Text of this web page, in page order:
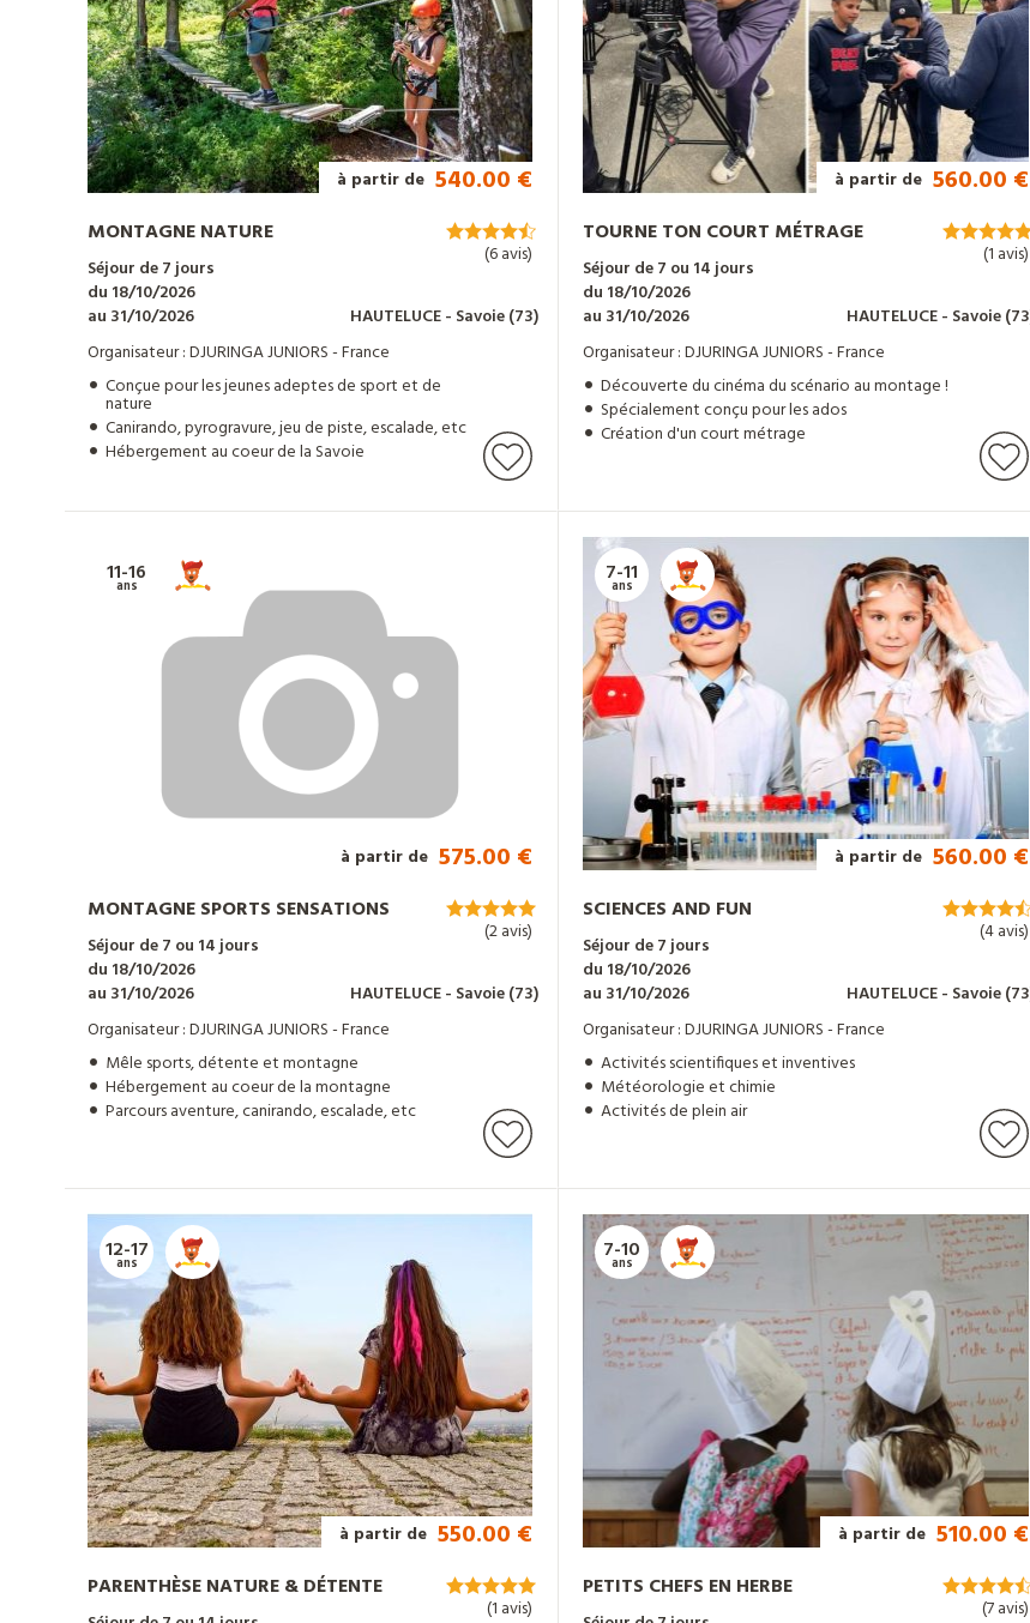
Djuringa
actualités
Contact
à partir de 540.00 €
MONTAGNE NATURE
Séjour de 7 jours
du 18/10/2026
au 31/10/2026
HAUTELUCE- Savoie(73)
Organisateur : DJURINGA JUNIORS - France
Conçue pour les jeunes adeptes de sport et de
nature
Canirando, pyrogravure, jeu de piste, escalade, etc
Hébergement au coeur de la Savoie
(6 avis)
à partir de 560.00 €
TOURNE TON COURT MÉTRAGE
Séjour de 7 ou 14 jours
du 18/10/2026
au 31/10/2026
HAUTELUCE- Savoie
Organisateur : DJURINGA JUNIORS - France
Découverte du cinéma du scénario au montage !
Spécialement conçu pour les ados
Création d'un court métrage
(1 avis)
11-16
ans
à partir de 575.00 €
MONTAGNE SPORTS SENSATIONS
Séjour de 7 ou 14 jours
du 18/10/2026
au 31/10/2026
HAUTELUCE- Savoie(73)
Organisateur : DJURINGA JUNIORS - France
Mêle sports, détente et montagne
Hébergement au coeur de la montagne
Parcours aventure, canirando, escalade, etc
(2 avis)
7-11
ans
à partir de 560.00 €
SCIENCES AND FUN
Séjour de 7 jours
du 18/10/2026
au 31/10/2026
HAUTELUCE- Savoie
Organisateur : DJURINGA JUNIORS - France
Activités scientifiques et inventives
Météorologie et chimie
Activités de plein air
(4 avis)
12-17
ans
à partir de 550.00 €
PARENTHÈSE NATURE & DÉTENTE
(1 avis)
7-10
ans
à partir de 510.00 €
PETITS CHEFS EN HERBE
(7 avis)